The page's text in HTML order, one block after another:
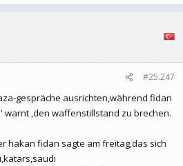
#25.247
gespräche ausrichten,während fidan
,den waffenstillstand zu brechen.
hakan fidan sagte am freitag,das sich